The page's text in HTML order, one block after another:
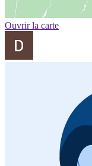
Ouvrir la carte